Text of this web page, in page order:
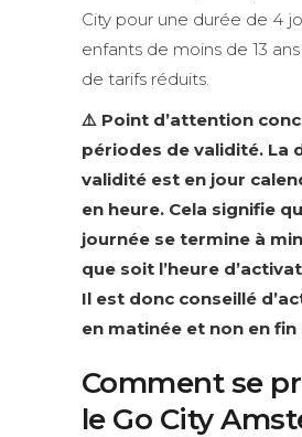
City pour une durée de 4
enfants de moins de 13
de tarifs réduits.
⚠️ Point d’attention
périodes de validité. La
validité est en jour
en heure. Cela signifie
journée se termine à
que soit l’heure
Il est donc conseillé
en matinée et non en fin
Comment se
le Go City